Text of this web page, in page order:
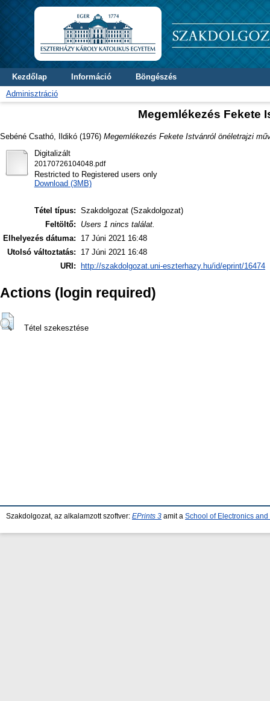
Kezdőlap Információ
Böngészés
Adminisztráció
Megemlékezés Fekete
Sebéné Csathó, Ildikó (1976) Megemlékezés Fekete Istvánról önéletrajzi
Digitalizált
20170726104048.pdf
Restricted to Registered users only
Download (3MB)
Tétel típus: Szakdolgozat (Szakdolgozat)
Feltöltő:
Users 1 nincs találat.
Elhelyezés dátuma:
17 Júni 2021 16:48
Utolsó változtatás:
17 Júni 2021 16:48
URI:
http://szakdolgozat.uni-eszterhazy.hu/id/eprint/16474
Actions (login required)
Tétel szekesztése
Szakdolgozat, az alkalamzott szoftver: EPrints 3 amit a School of Electronics